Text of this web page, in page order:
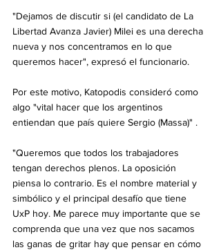
"Dejamos de discutir si (el candidato de La
Libertad Avanza Javier) Milei es una derecha
nueva y nos concentramos en lo que
queremos hacer", expresó el funcionario.
Por este motivo, Katopodis consideró como
algo "vital hacer que los argentinos
entiendan que país quiere Sergio (Massa)" .
"Queremos que todos los trabajadores
tengan derechos plenos. La oposición
piensa lo contrario. Es el nombre material y
simbólico y el principal desafío que tiene
UxP hoy. Me parece muy importante que se
comprenda que una vez que nos sacamos
las ganas de gritar hay que pensar en cómo